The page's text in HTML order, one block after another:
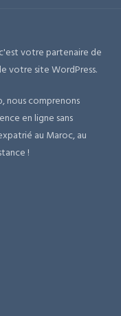
votre partenaire de
votre site WordPress.
nous comprenons
en ligne sans
au Maroc, au
!